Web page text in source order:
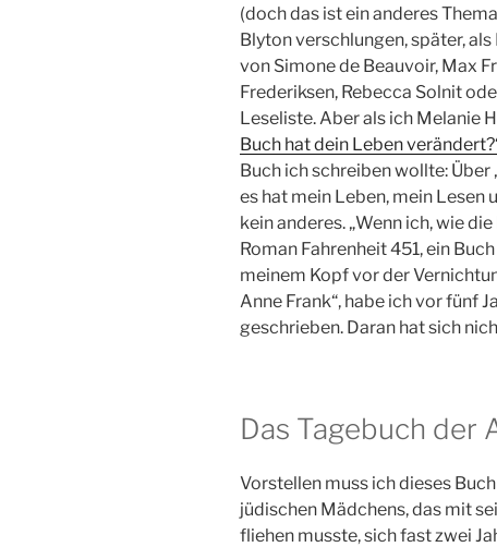
(doch das ist ein anderes
Blyton verschlungen, später,
von Simone de Beauvoir, Max
Frederiksen, Rebecca Solnit
Leseliste. Aber als ich Melanie
Buch hat dein Leben
Buch ich schreiben wollte: Über
es hat mein Leben, mein Lesen
kein anderes. „Wenn ich, wie
Roman Fahrenheit 451, ein
meinem Kopf vor der
Anne Frank“, habe ich vor fünf
geschrieben. Daran hat sich
Das Tagebuch der
Vorstellen muss ich dieses
jüdischen Mädchens, das mit
fliehen musste, sich fast zwei